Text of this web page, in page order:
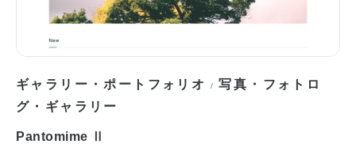
ギャラリー・ポートフォリオ /写真・フォトロ
グ・ギャラリー
Pantomime Ⅱ